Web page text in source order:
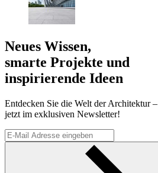
Neues Wissen,
smarte Projekte und
inspirierende Ideen
Entdecken Sie die Welt der Architektur –
jetzt im exklusiven Newsletter!